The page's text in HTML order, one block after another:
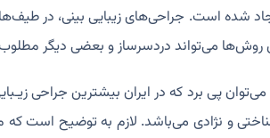
شده است. جراحی‌های زیبایی بینی، در
روش‌ها می‌تواند دردسرساز و بعضی دیگر
پی برد که در ایران بیشترین جراحی
و نژادی می‌باشد. لازم به توضیح است که